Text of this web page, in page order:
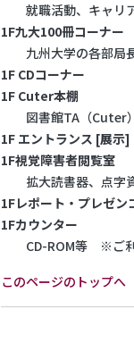
就職活動、キャリ
1F九大100冊コーナー
九州大学の各部局長
1F CDコーナー
1F Cuter本棚
図書館TA（Cuter
1F エントランス [展示]
1F視覚障害者閲覧室
拡大読書器、点字
1Fレポート・プレゼン
1Fカウンター
CD-ROM等 ※ご利
このページのトップへ